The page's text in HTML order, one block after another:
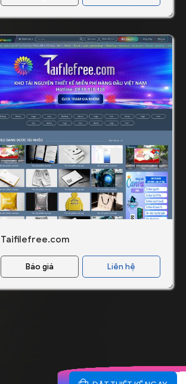
Taifilefree.com
Báo giá Liên hệ